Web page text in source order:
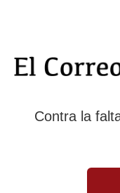
Contra la